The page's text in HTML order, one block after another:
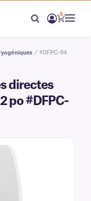
0
/ #DFPC-94
directes
po #DFPC-